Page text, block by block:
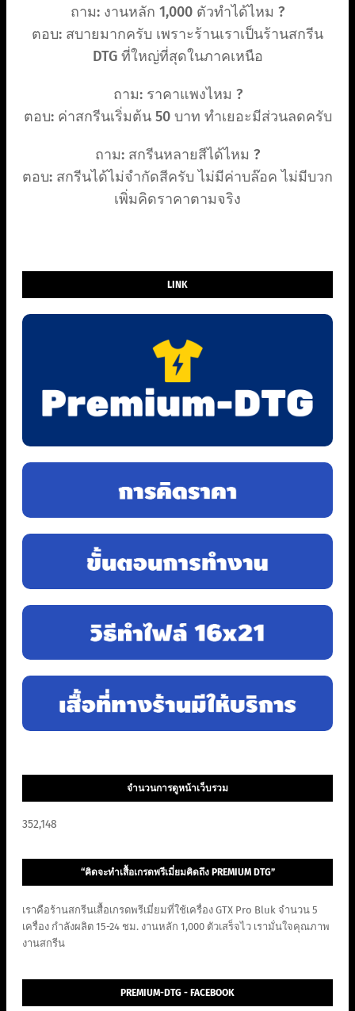
ถาม: งานหลัก 1,000 ตัวทำได้ไหม ?
ตอบ: สบายมากครับ เพราะร้านเราเป็นร้านสกรีน
DTG ที่ใหญ่ที่สุดในภาคเหนือ
ถาม: ราคาแพงไหม ?
ตอบ: ค่าสกรีนเริ่มต้น 50 บาท ทำเยอะมีส่วนลดครับ
ถาม: สกรีนหลายสีได้ไหม ?
ตอบ: สกรีนได้ไม่จำกัดสีครับ ไม่มีค่าบล๊อค ไม่มีบวก
เพิ่มคิดราคาตามจริง
LINK
จำนวนการดูหน้าเว็บรวม
352,148
“คิดจะทำเสื้อเกรดพรีเมี่ยมคิดถึง PREMIUM DTG”
เราคือร้านสกรีนเสื้อเกรดพรีเมี่ยมที่ใช้เครื่อง GTX Pro Bluk จำนวน 5
เครื่อง กำลังผลิต 15-24 ชม. งานหลัก 1,000 ตัวเสร็จไว เรามั่นใจคุณภาพ
งานสกรีน
PREMIUM-DTG - FACEBOOK